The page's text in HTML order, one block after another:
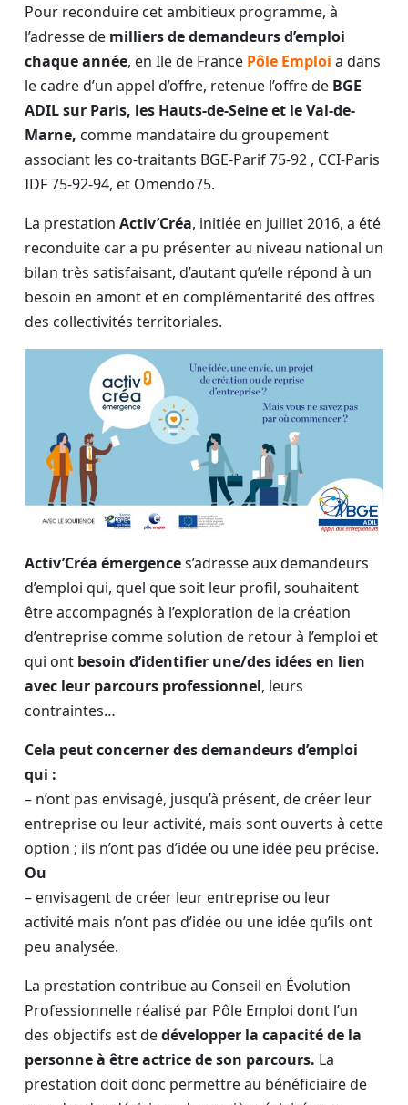
Pour reconduire cet ambitieux programme, à
l’adresse de milliers de demandeurs d’emploi
chaque année, en Ile de France Pôle Emploi a dans
le cadre d’un appel d’offre, retenue l’offre de BGE
ADIL sur Paris, les Hauts-de-Seine et le Val-de-
Marne, comme mandataire du groupement
associant les co-traitants BGE-Parif 75-92 , CCI-Paris
IDF 75-92-94, et Omendo75.
La prestation Activ’Créa, initiée en juillet 2016, a été
reconduite car a pu présenter au niveau national un
bilan très satisfaisant, d’autant qu’elle répond à un
besoin en amont et en complémentarité des offres
des collectivités territoriales.
Activ’Créa émergences’adresse aux demandeurs
d’emploi qui, quel que soit leur profil, souhaitent
être accompagnés à l’exploration de la création
d’entreprise comme solution de retour à l’emploi et
qui ont besoin d’identifier une/des idées en lien
avec leur parcours professionnel, leurs
contraintes…
Cela peut concerner des demandeurs d’emploi
qui :
– n’ont pas envisagé, jusqu’à présent, de créer leur
entreprise ou leur activité, mais sont ouverts à cette
option ; ils n’ont pas d’idée ou une idée peu précise.
Ou
– envisagent de créer leur entreprise ou leur
activité mais n’ont pas d’idée ou une idée qu’ils ont
peu analysée.
La prestation contribue au Conseil en Évolution
Professionnelle réalisé par Pôle Emploi dont l’un
des objectifs est dedévelopper la capacité de la
personne à être actrice de son parcours. La
prestation doit donc permettre au bénéficiaire de